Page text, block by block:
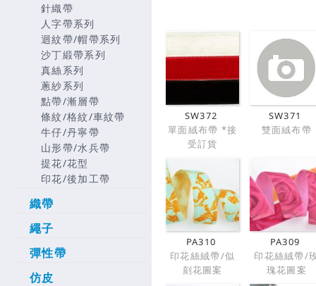
針織帶
人字帶系列
迴紋帶/帽帶系列
沙丁緞帶系列
真絲系列
蔥紗系列
點帶/漸層帶
條紋/格紋/車紋帶
牛仔/丹寧帶
山形帶/水兵帶
提花/花型
印花/後加工帶
織帶
繩子
彈性帶
仿皮
SW372
單面絨布帶 *接
受訂貨
SW371
雙面絨布帶
PA310
印花絲絨帶/似
刻花圖案
PA309
印花絲絨帶/
瑰花圖案